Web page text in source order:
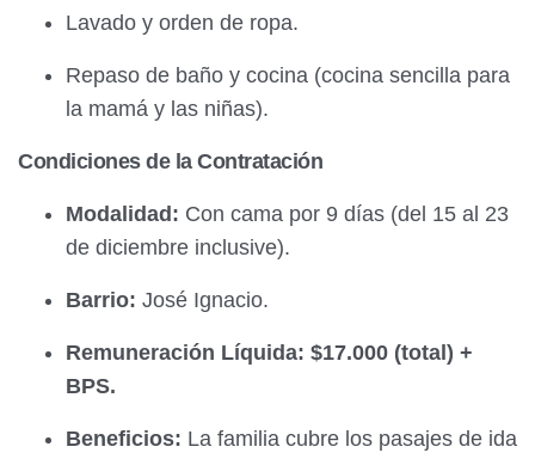
Lavado y orden de ropa.
Repaso de baño y cocina (cocina sencilla para
la mamá y las niñas).
Condiciones de la Contratación
Modalidad: Con cama por 9 días (del 15 al 23
de diciembre inclusive).
Barrio: José Ignacio.
Remuneración Líquida: $17.000 (total) +
BPS.
Beneficios: La familia cubre los pasajes de ida